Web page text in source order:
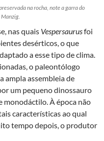
na rocha, note a garra do
nas quais Vespersaurusfoi
desérticos, o que
a esse tipo de clima.
o paleontólogo
ampla assembleia de
um pequeno dinossauro
monodáctilo. À época não
características ao qual
tempo depois, o produtor